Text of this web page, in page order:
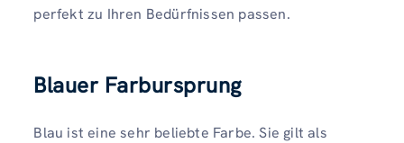
perfekt zu Ihren Bedürfnissen passen.
Blauer Farbursprung
Blau ist eine sehr beliebte Farbe. Sie gilt als